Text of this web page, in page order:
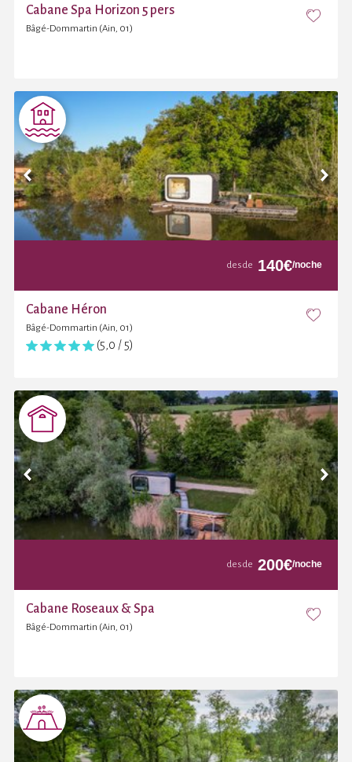
Cabane Spa Horizon 5 pers
Bâgé-Dommartin (Ain, 01)
desde 140€/noche
Cabane Héron
Bâgé-Dommartin (Ain, 01)
(5,0 / 5)
desde 200€/noche
Cabane Roseaux & Spa
Bâgé-Dommartin (Ain, 01)